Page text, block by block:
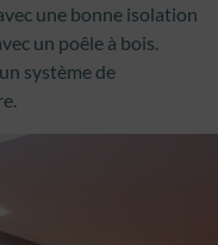
une bonne isolation
un poêle à bois.
système de